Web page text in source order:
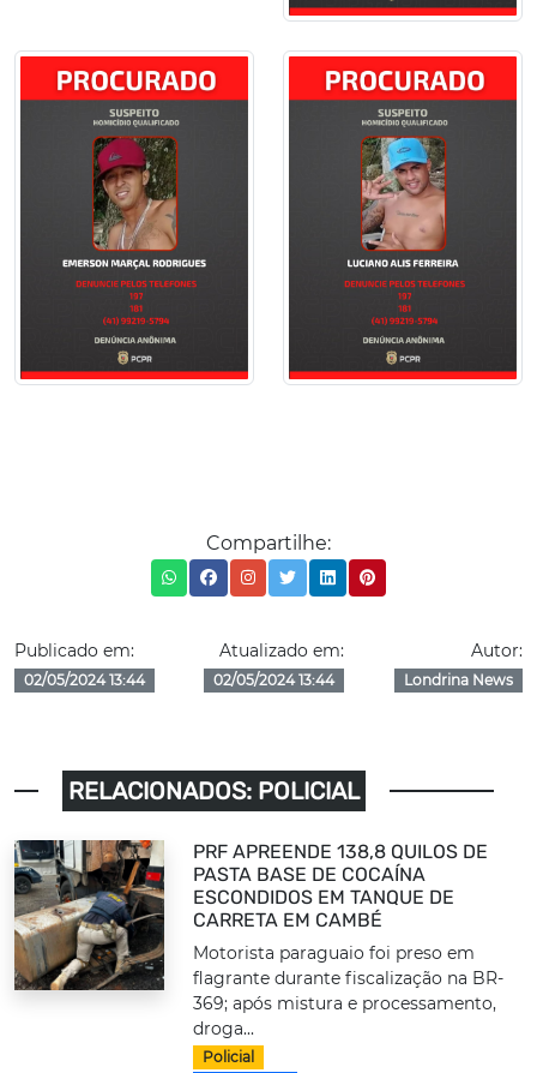
Compartilhe:
Publicado em:
02/05/2024 13:44
Atualizado em:
02/05/2024 13:44
Autor:
Londrina News
RELACIONADOS: POLICIAL
PRF APREENDE 138,8 QUILOS DE
PASTA BASE DE COCAÍNA
ESCONDIDOS EM TANQUE DE
CARRETA EM CAMBÉ
Motorista paraguaio foi preso em
flagrante durante fiscalização na BR-
369; após mistura e processamento,
droga...
Policial